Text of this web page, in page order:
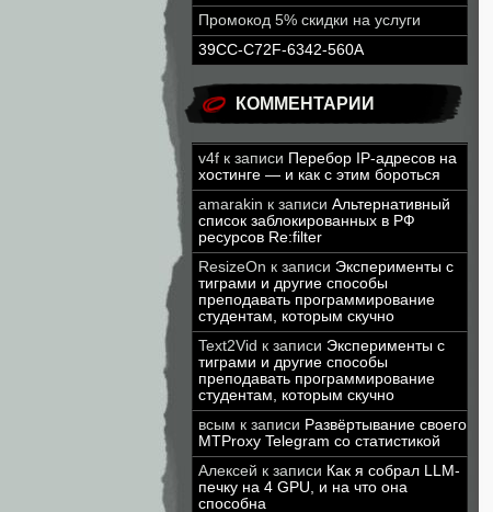
Промокод 5% скидки на услуги
39CC-C72F-6342-560A
КОММЕНТАРИИ
v4f к записи Перебор IP-адресов на
хостинге — и как с этим бороться
amarakin к записи Альтернативный
список заблокированных в РФ
ресурсов Re:filter
ResizeOn к записи Эксперименты с
тиграми и другие способы
преподавать программирование
студентам, которым скучно
Text2Vid к записи Эксперименты с
тиграми и другие способы
преподавать программирование
студентам, которым скучно
всым к записи Развёртывание своего
MTProxy Telegram со статистикой
Алексей к записи Как я собрал LLM-
печку на 4 GPU, и на что она
способна